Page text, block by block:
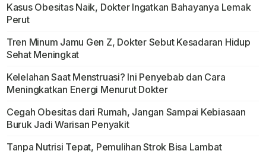
Kasus Obesitas Naik, Dokter Ingatkan Bahayanya Lemak
Perut
Tren Minum Jamu Gen Z, Dokter Sebut Kesadaran Hidup
Sehat Meningkat
Kelelahan Saat Menstruasi? Ini Penyebab dan Cara
Meningkatkan Energi Menurut Dokter
Cegah Obesitas dari Rumah, Jangan Sampai Kebiasaan
Buruk Jadi Warisan Penyakit
Tanpa Nutrisi Tepat, Pemulihan Strok Bisa Lambat